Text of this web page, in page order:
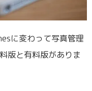
に変わって写真管理
版と有料版がありま